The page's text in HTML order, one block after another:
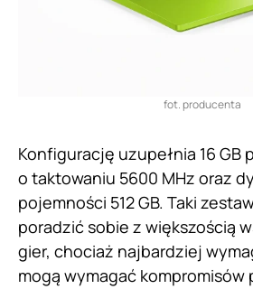
fot. producenta
Konfigurację uzupełnia 16 GB
o taktowaniu 5600 MHz oraz
pojemności 512 GB. Taki
poradzić sobie z większością
gier, chociaż najbardziej
mogą wymagać